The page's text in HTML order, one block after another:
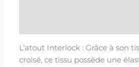
L’atout Interlock : Grâce à son
croisé, ce tissu possède une